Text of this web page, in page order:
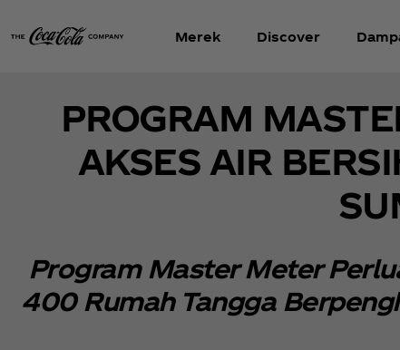
Merek Discover
PROGRAM
AKSES AIR
Program Master Meter
400 Rumah Tangga